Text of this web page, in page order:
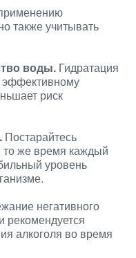
также учитывать
воды. Гидратация
эффективному
риск
Постарайтесь
то же время каждый
уровень
негативного
рекомендуется
алкоголя во время